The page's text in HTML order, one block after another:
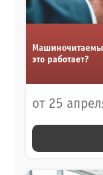
это работает?
от 25